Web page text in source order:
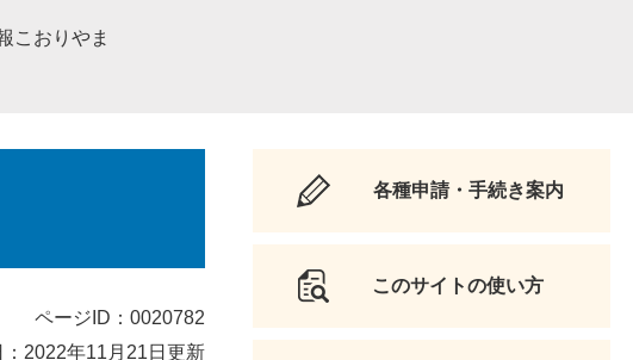
こおりやま
ページID：0020782
：2022年11月21日更新
各種申請・手続き案内
このサイトの使い方